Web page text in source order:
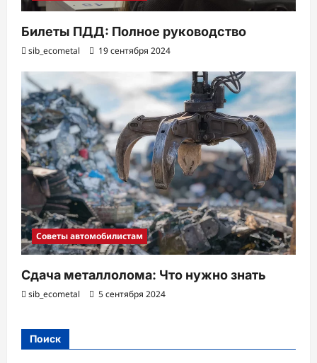
Билеты ПДД: Полное руководство
sib_ecometal 19 сентября 2024
Советы автомобилистам
Сдача металлолома: Что нужно знать
sib_ecometal 5 сентября 2024
Поиск